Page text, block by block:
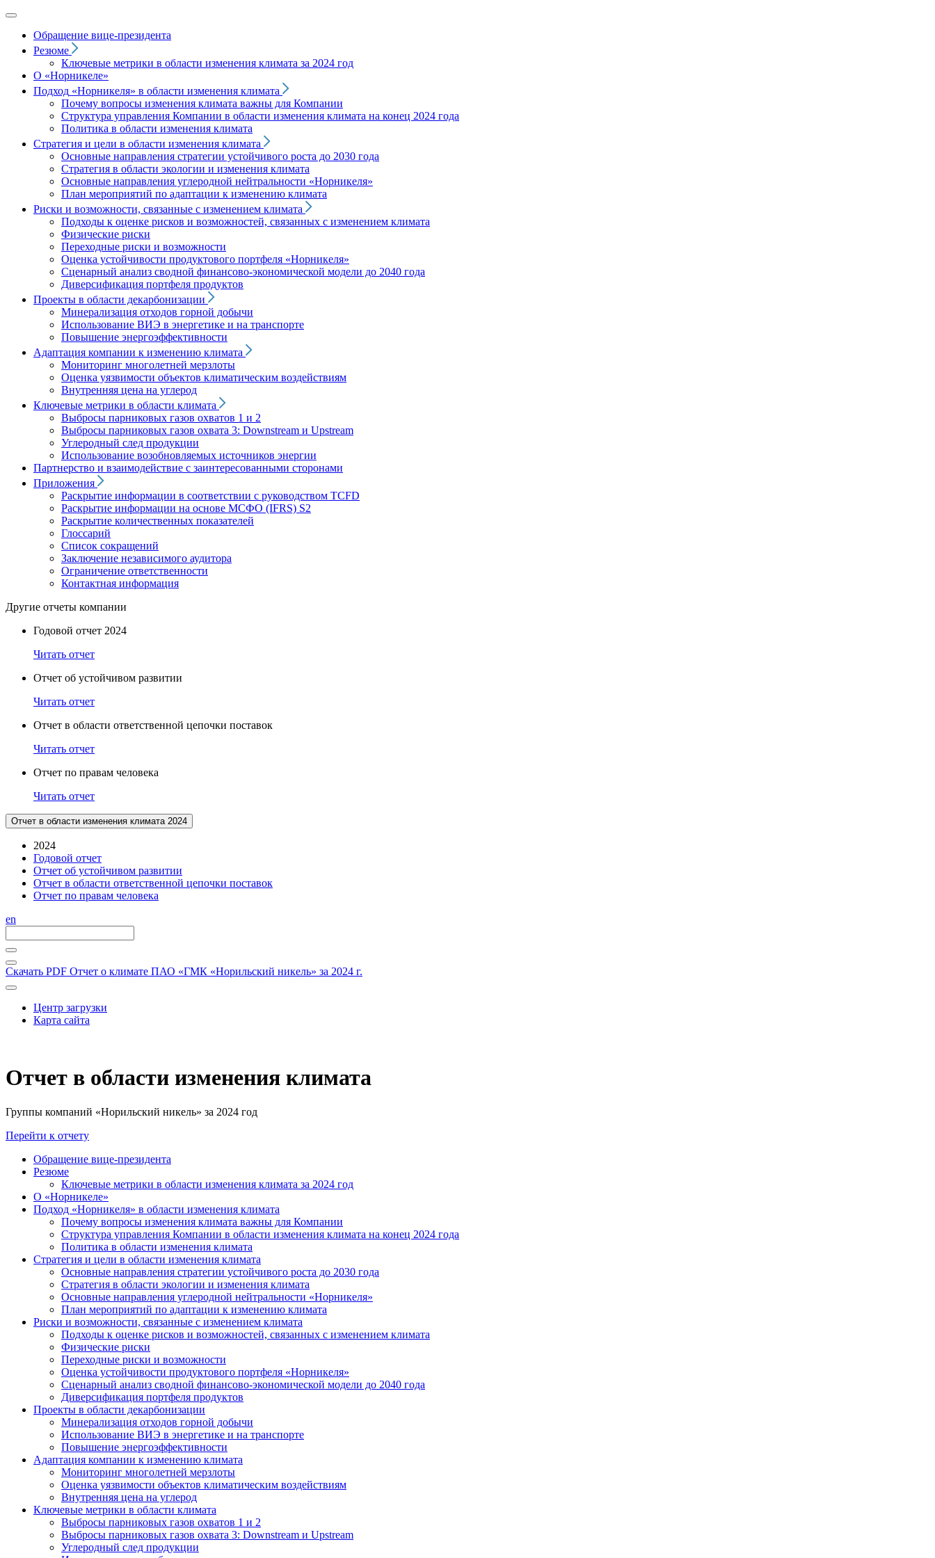
Обращение вице‑президента
Резюме
Ключевые метрики в области изменения климата за 2024 год
О «Норникеле»
Подход «Норникеля» в области изменения климата
Почему вопросы изменения климата важны для Компании
Структура управления Компании в области изменения климата на конец 2024 года
Политика в области изменения климата
Стратегия и цели в области изменения климата
Основные направления стратегии устойчивого роста до 2030 года
Стратегия в области экологии и изменения климата
Основные направления углеродной нейтральности «Норникеля»
План мероприятий по адаптации к изменению климата
Риски и возможности, связанные с изменением климата
Подходы к оценке рисков и возможностей, связанных с изменением климата
Физические риски
Переходные риски и возможности
Оценка устойчивости продуктового портфеля «Норникеля»
Сценарный анализ сводной финансово-экономической модели до 2040 года
Диверсификация портфеля продуктов
Проекты в области декарбонизации
Минерализация отходов горной добычи
Использование ВИЭ в энергетике и на транспорте
Повышение энергоэффективности
Адаптация компании к изменению климата
Мониторинг многолетней мерзлоты
Оценка уязвимости объектов климатическим воздействиям
Внутренняя цена на углерод
Ключевые метрики в области климата
Выбросы парниковых газов охватов 1 и 2
Выбросы парниковых газов охвата 3: Downstream и Upstream
Углеродный след продукции
Использование возобновляемых источников энергии
Партнерство и взаимодействие с заинтересованными сторонами
Приложения
Раскрытие информации в соответствии с руководством TCFD
Раскрытие информации на основе МСФО (IFRS) S2
Раскрытие количественных показателей
Глоссарий
Список сокращений
Заключение независимого аудитора
Ограничение ответственности
Контактная информация
Другие отчеты компании
Годовой отчет 2024
Читать отчет
Отчет об устойчивом развитии
Читать отчет
Отчет в области ответственной цепочки поставок
Читать отчет
Отчет по правам человека
Читать отчет
Отчет в области изменения климата 2024
2024
Годовой отчет
Отчет об устойчивом развитии
Отчет в области ответственной цепочки поставок
Отчет по правам человека
en
Скачать PDF Отчет о климате ПАО «ГМК «Норильский никель» за 2024 г.
Центр загрузки
Карта сайта
Отчет в области изменения климата
Группы компаний «Норильский никель» за 2024 год
Перейти к отчету
Обращение вице-президента
Резюме
Ключевые метрики в области изменения климата за 2024 год
О «Норникеле»
Подход «Норникеля» в области изменения климата
Почему вопросы изменения климата важны для Компании
Структура управления Компании в области изменения климата на конец 2024 года
Политика в области изменения климата
Стратегия и цели в области изменения климата
Основные направления стратегии устойчивого роста до 2030 года
Стратегия в области экологии и изменения климата
Основные направления углеродной нейтральности «Норникеля»
План мероприятий по адаптации к изменению климата
Риски и возможности, связанные с изменением климата
Подходы к оценке рисков и возможностей, связанных с изменением климата
Физические риски
Переходные риски и возможности
Оценка устойчивости продуктового портфеля «Норникеля»
Сценарный анализ сводной финансово-экономической модели до 2040 года
Диверсификация портфеля продуктов
Проекты в области декарбонизации
Минерализация отходов горной добычи
Использование ВИЭ в энергетике и на транспорте
Повышение энергоэффективности
Адаптация компании к изменению климата
Мониторинг многолетней мерзлоты
Оценка уязвимости объектов климатическим воздействиям
Внутренняя цена на углерод
Ключевые метрики в области климата
Выбросы парниковых газов охватов 1 и 2
Выбросы парниковых газов охвата 3: Downstream и Upstream
Углеродный след продукции